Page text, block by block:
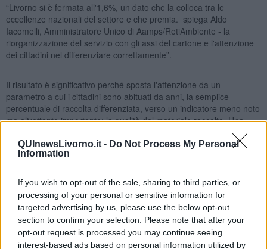
QUInewsLivorno.it - Do Not Process My Personal
Information
If you wish to opt-out of the sale, sharing to third parties, or
processing of your personal or sensitive information for
targeted advertising by us, please use the below opt-out
section to confirm your selection. Please note that after your
opt-out request is processed you may continue seeing
interest-based ads based on personal information utilized by
“Livorno si è fermata all'1,6%, un dato che la colloca tra le
eccellenze nazionali del settore e che premia. spiega Aldo
Iacomelli, Amministratore Unico di Aamps/RetiAmbiente - la
riorganizzazione del servizio con gli assi del cartone e l'attenzione
dei cittadini nel differenziare correttamente”.
Il risultato è significativo perché sposta l'attenzione da un
parametro a cui i cittadini sono abituati da anni, la semplice
percentuale di raccolta differenziata, verso un indicatore meno noto
ma altrettanto importante: la qualità del materiale raccolto. Una
differenziata alta ma "sporca", cioè con un'elevata presenza di
materiali conferiti nel contenitore sbagliato, rischia di vanificare in
parte lo sforzo dei cittadini: il materiale finisce scartato negli
riciclo più bassa di quella che i numeri farebbero pensare.
Il caso di Livorno dimostra invece che puntare sulla qualità, oltre
che sulla quantità, porta benefici concreti: meno sprechi, materiale
più facilmente riutilizzabile e, come in questo caso, anche un ritorno
economico diretto per la città.